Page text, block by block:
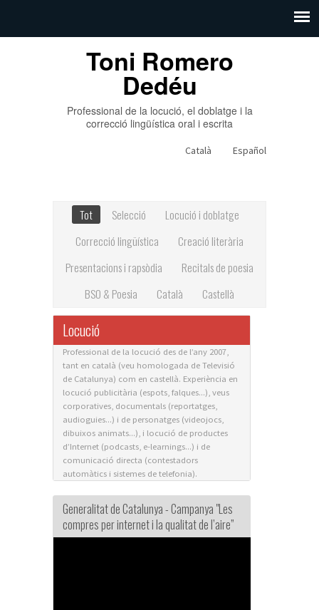
Toni Romero
Dedéu
Professional de la locució, el doblatge i la
correcció lingüística oral i escrita
Español
Català
Tot Selecció
Locució i doblatge
Correcció lingüística
Creació literària
Presentacions i rapsòdia
Recitals de poesia
BSO & Poesia
Català Castellà
Locució
Professional de la locució des de l’any 2007,
tant en català (veu homologada de Televisió
de Catalunya) com en castellà. Experiència en
locució publicitària (espots, falques...), veus
corporatives, documentals (reportatges,
audioguies...) i de personatges (videojocs,
dibuixos animats...), i locució de productes
d’Internet (podcasts, e-learnings...) i de
comunicació directa (contestadors
automàtics i sistemes de telefonia).
Generalitat de Catalunya - Campanya "Les
compres per internet i la qualitat de l’aire”